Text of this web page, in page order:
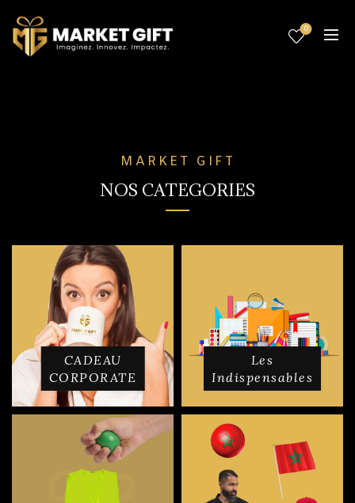
0
MARKET GIFT
NOS CATEGORIES
CADEAU
CORPORATE
Les
Indispensables